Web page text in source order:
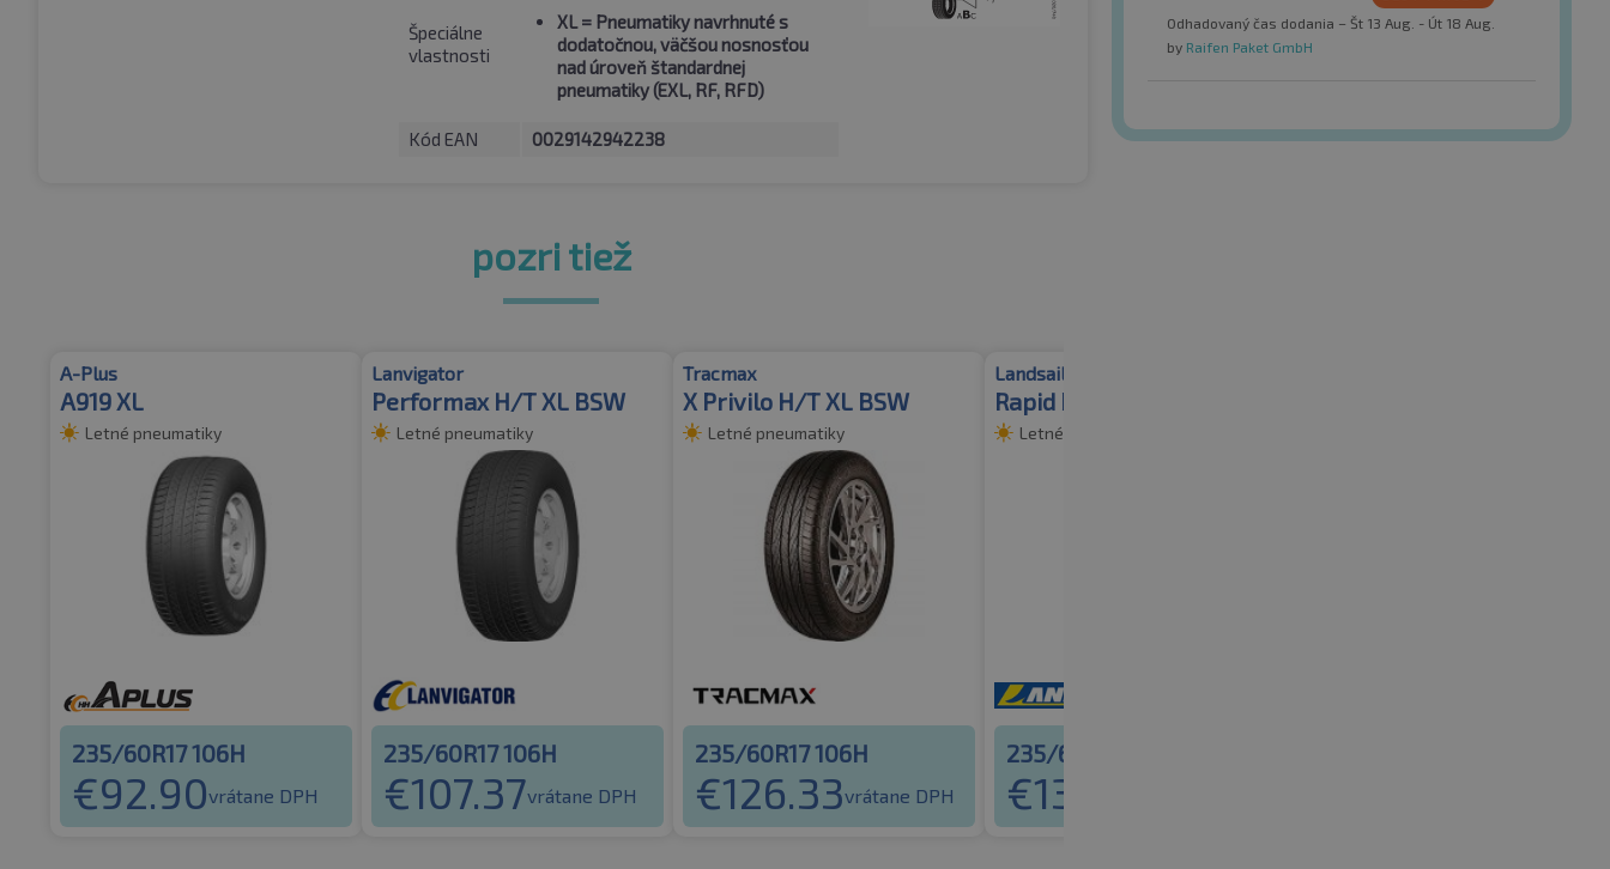
Špeciálne
vlastnosti
XL= Pneumatiky navrhnuté s
dodatočnou, väčšou nosnosťou
nad úroveň štandardnej
pneumatiky (EXL, RF, RFD)
Kód EAN 0029142942238
Odhadovaný čas dodania – Št 13 Aug. - Út 18 Aug.
by Raifen Paket GmbH
pozri tiež
A-Plus
A919 XL
Letné pneumatiky
235/60R17 106H
€92.90vrátane DPH
Lanvigator
Performax H/T XL BSW
Letné pneumatiky
235/60R17 106H
€107.37vrátane DPH
Tracmax
X Privilo H/T XL BSW
Letné pneumatiky
235/60R17 106H
€126.33vrátane DPH
Landsail
Rapid Dragon Suv TL
Letné pneumatiky
235/60R17 106H
€134.66